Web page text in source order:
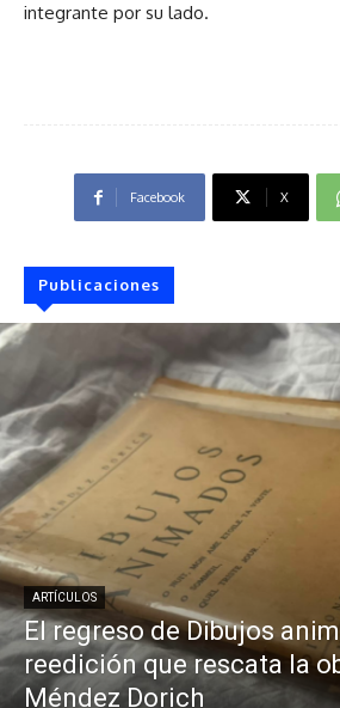
integrante por su lado.
Facebook X
Publicaciones
ARTÍCULOS
El regreso de Dibujos
reedición que rescata la
Méndez Dorich